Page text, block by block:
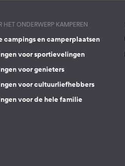
HET ONDERWERP KAMPEREN
campings en camperplaatsen
voor sportievelingen
voor genieters
voor cultuurliefhebbers
voor de hele familie